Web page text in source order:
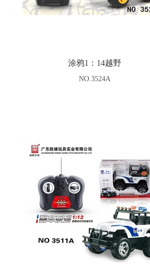
涂鸦1：14越野
NO.3524A